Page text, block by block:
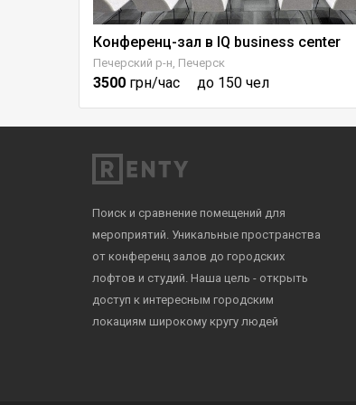
Конференц-зал в IQ business center
Печерский р-н, Печерск
3500 грн/час до 150 чел
Поиск и сравнение помещений для
мероприятий. Уникальные пространства
от конференц залов до городских
лофтов и студий. Наша цель - открыть
доступ к интересным городским
локациям широкому кругу людей